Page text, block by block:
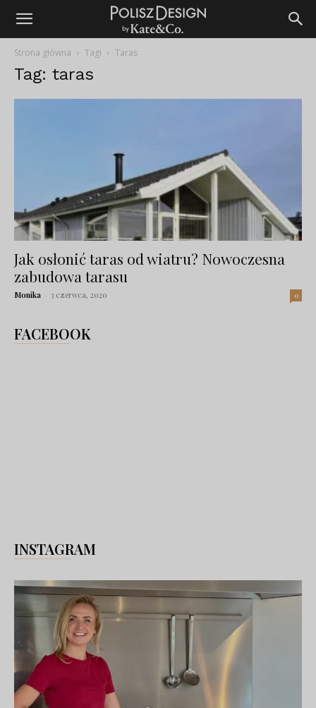
Strona główna Tagi Taras
Tag: taras
Jak osłonić taras od wiatru? Nowoczesna
zabudowa tarasu
Monika - 3 czerwca, 2020 0
FACEBOOK
INSTAGRAM